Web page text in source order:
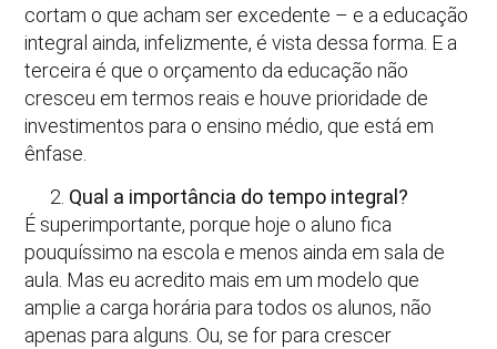
cortam o que acham ser excedente – e a educação
integral ainda, infelizmente, é vista dessa forma. E a
terceira é que o orçamento da educação não
cresceu em termos reais e houve prioridade de
investimentos para o ensino médio, que está em
ênfase.
Qual a importância do tempo integral?
É superimportante, porque hoje o aluno fica
pouquíssimo na escola e menos ainda em sala de
aula. Mas eu acredito mais em um modelo que
amplie a carga horária para todos os alunos, não
apenas para alguns. Ou, se for para crescer